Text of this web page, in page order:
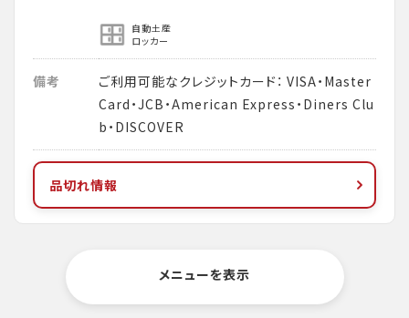
自動土産
ロッカー
備考
ご利用可能なクレジットカード： VISA・Master
Card・JCB・American Express・Diners Clu
b・DISCOVER
品切れ情報
メニューを表示